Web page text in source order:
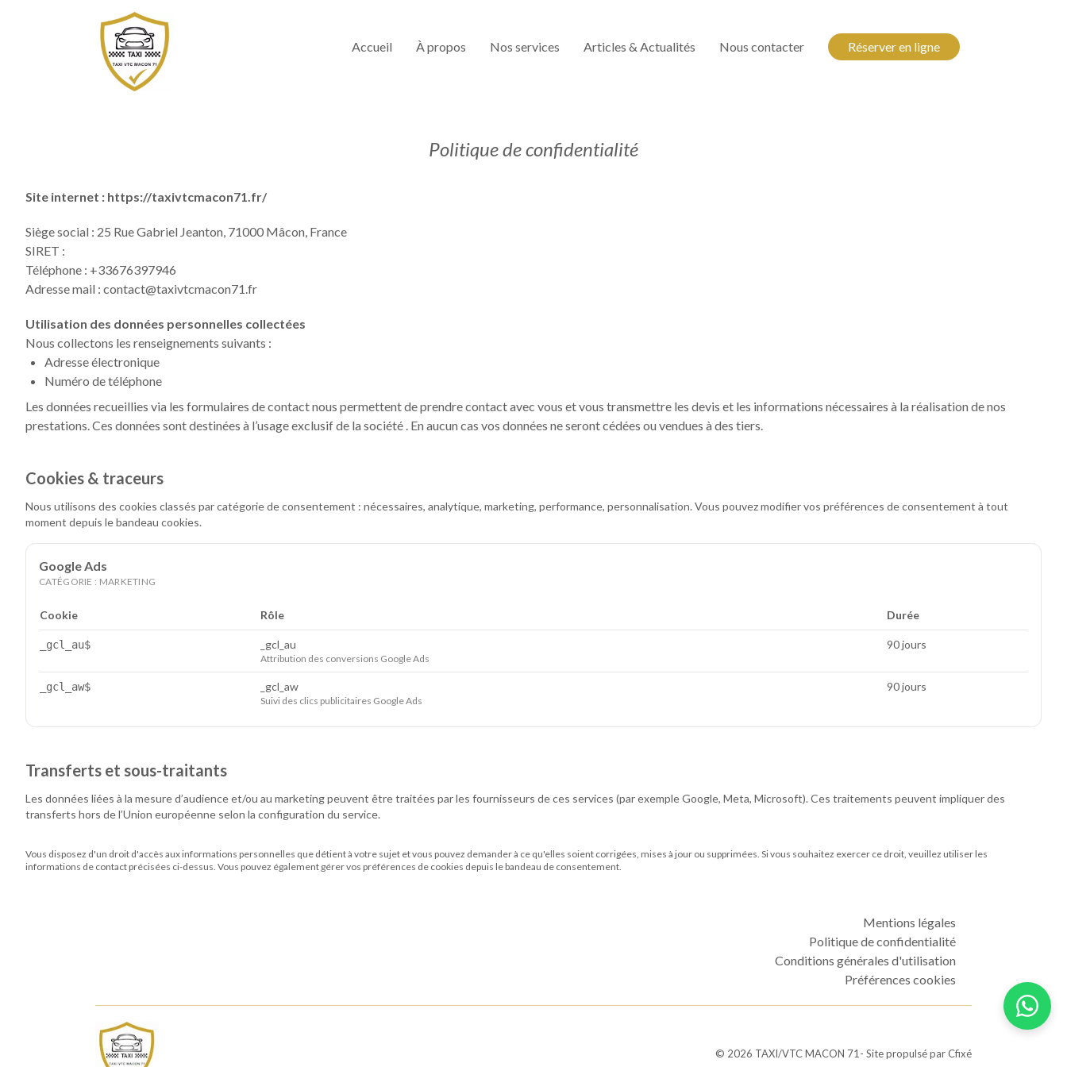
Accueil À propos Nos services Articles & Actualités Nous contacter Réserver en ligne
Politique de confidentialité
Site internet : https://taxivtcmacon71.fr/
Siège social : 25 Rue Gabriel Jeanton, 71000 Mâcon, France
SIRET :
Téléphone : +33676397946
Adresse mail : contact@taxivtcmacon71.fr
Utilisation des données personnelles collectées
Nous collectons les renseignements suivants :
Adresse électronique
Numéro de téléphone
Les données recueillies via les formulaires de contact nous permettent de prendre contact avec vous et vous transmettre les devis et les informations nécessaires à la réalisation de nos
prestations. Ces données sont destinées à l’usage exclusif de la société . En aucun cas vos données ne seront cédées ou vendues à des tiers.
Cookies & traceurs
Nous utilisons des cookies classés par catégorie de consentement : nécessaires, analytique, marketing, performance, personnalisation. Vous pouvez modifier vos préférences de consentement à tout
moment depuis le bandeau cookies.
Google Ads
CATÉGORIE : MARKETING
Cookie Rôle Durée
_gcl_au$ _gcl_au
Attribution des conversions Google Ads
90 jours
_gcl_aw$ _gcl_aw
Suivi des clics publicitaires Google Ads
90 jours
Transferts et sous-traitants
Les données liées à la mesure d’audience et/ou au marketing peuvent être traitées par les fournisseurs de ces services (par exemple Google, Meta, Microsoft). Ces traitements peuvent impliquer des
transferts hors de l’Union européenne selon la configuration du service.
Vous disposez d'un droit d'accès aux informations personnelles que détientà votre sujet et vous pouvez demander à ce qu'elles soient corrigées, mises à jour ou supprimées. Si vous souhaitez exercer ce droit, veuillez utiliser les
informations de contact précisées ci-dessus. Vous pouvez également gérer vos préférences de cookies depuis le bandeau de consentement.
Mentions légales
Politique de confidentialité
Conditions générales d'utilisation
Préférences cookies
© 2026 TAXI/VTC MACON 71 - Site propulsé parCfixé